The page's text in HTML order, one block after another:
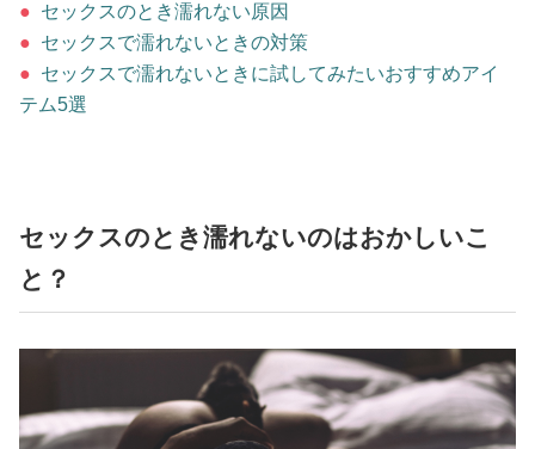
● セックスのとき濡れない原因
● セックスで濡れないときの対策
● セックスで濡れないときに試してみたいおすすめアイ
テム5選
セックスのとき濡れないのはおかしいこ
と？